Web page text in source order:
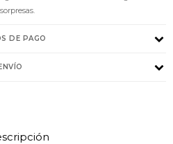
sorpresas.
DE PAGO